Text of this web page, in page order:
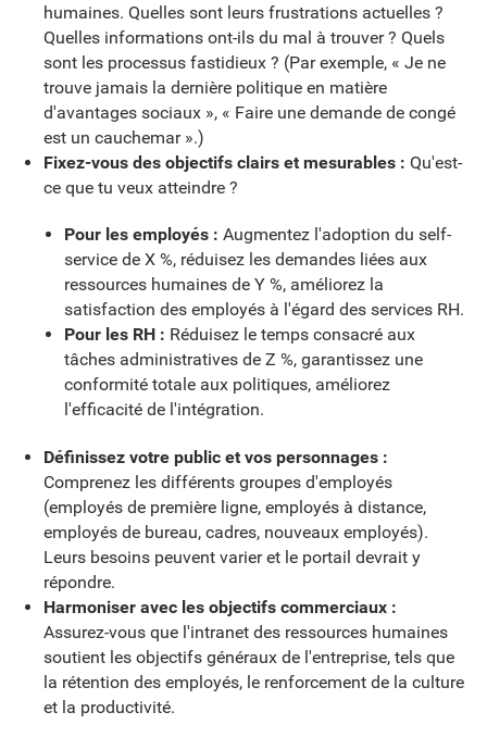
humaines. Quelles sont leurs frustrations actuelles ?
Quelles informations ont-ils du mal à trouver ? Quels
sont les processus fastidieux ? (Par exemple, « Je ne
trouve jamais la dernière politique en matière
d'avantages sociaux », « Faire une demande de congé
est un cauchemar ».)
Fixez-vous des objectifs clairs et mesurables : Qu'est-
ce que tu veux atteindre ?
Pour les employés : Augmentez l'adoption du self-
service de X %, réduisez les demandes liées aux
ressources humaines de Y %, améliorez la
satisfaction des employés à l'égard des services RH.
Pour les RH : Réduisez le temps consacré aux
tâches administratives de Z %, garantissez une
conformité totale aux politiques, améliorez
l'efficacité de l'intégration.
Définissez votre public et vos personnages :
Comprenez les différents groupes d'employés
(employés de première ligne, employés à distance,
employés de bureau, cadres, nouveaux employés).
Leurs besoins peuvent varier et le portail devrait y
répondre.
Harmoniser avec les objectifs commerciaux :
Assurez-vous que l'intranet des ressources humaines
soutient les objectifs généraux de l'entreprise, tels que
la rétention des employés, le renforcement de la culture
et la productivité.